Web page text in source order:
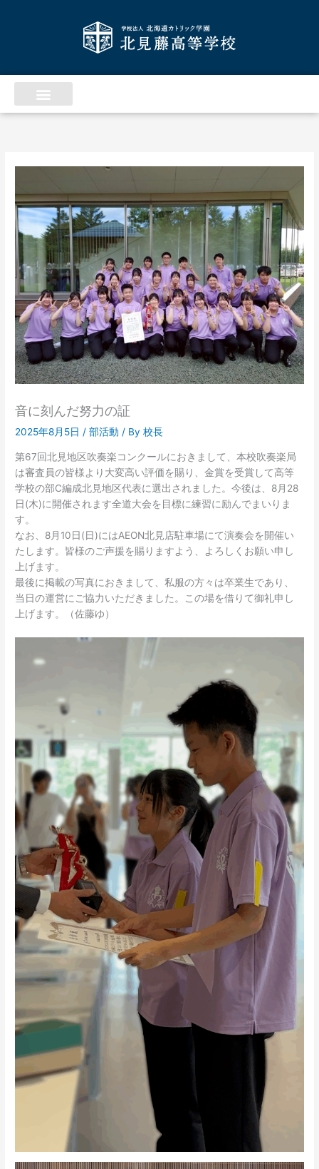
音に刻んだ努力の証
2025年8月5日 /部活動 / By校長
第67回北見地区吹奏楽コンクールにおきまして、本校吹奏楽局
は審査員の皆様より大変高い評価を賜り、金賞を受賞して高等
学校の部C編成北見地区代表に選出されました。今後は、8月28
日(木)に開催されます全道大会を目標に練習に励んでまいりま
す。
なお、8月10日(日)にはAEON北見店駐車場にて演奏会を開催い
たします。皆様のご声援を賜りますよう、よろしくお願い申し
上げます。
最後に掲載の写真におきまして、私服の方々は卒業生であり、
当日の運営にご協力いただきました。この場を借りて御礼申し
上げます。（佐藤ゆ）
ブ